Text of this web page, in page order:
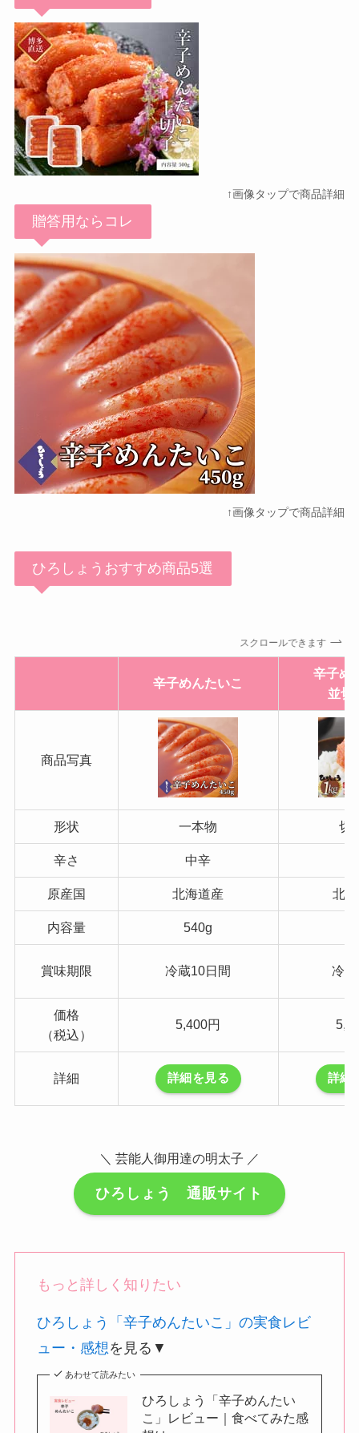
↑画像タップで商品詳細
贈答用ならコレ
↑画像タップで商品詳細
ひろしょうおすすめ商品5選
スクロールできます
辛子めんたいこ
辛子め
並切
商品写真
形状 一本物 切
辛さ 中辛
原産国 北海道産 北
内容量 540g
賞味期限 冷蔵10日間 冷
価格
（税込）
5,400円
詳細 詳細を見る 詳細
＼ 芸能人御用達の明太子 ／
ひろしょう 通販サイト
もっと詳しく知りたい
ひろしょう「辛子めんたいこ」の実食レビ
ュー・感想 を見る▼
あわせて読みたい
ひろしょう「辛子めんたい
こ」レビュー｜食べてみた感